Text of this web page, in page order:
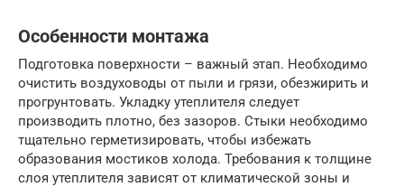
Особенности монтажа
Подготовка поверхности – важный этап. Необходимо
очистить воздуховоды от пыли и грязи, обезжирить и
прогрунтовать. Укладку утеплителя следует
производить плотно, без зазоров. Стыки необходимо
тщательно герметизировать, чтобы избежать
образования мостиков холода. Требования к толщине
слоя утеплителя зависят от климатической зоны и